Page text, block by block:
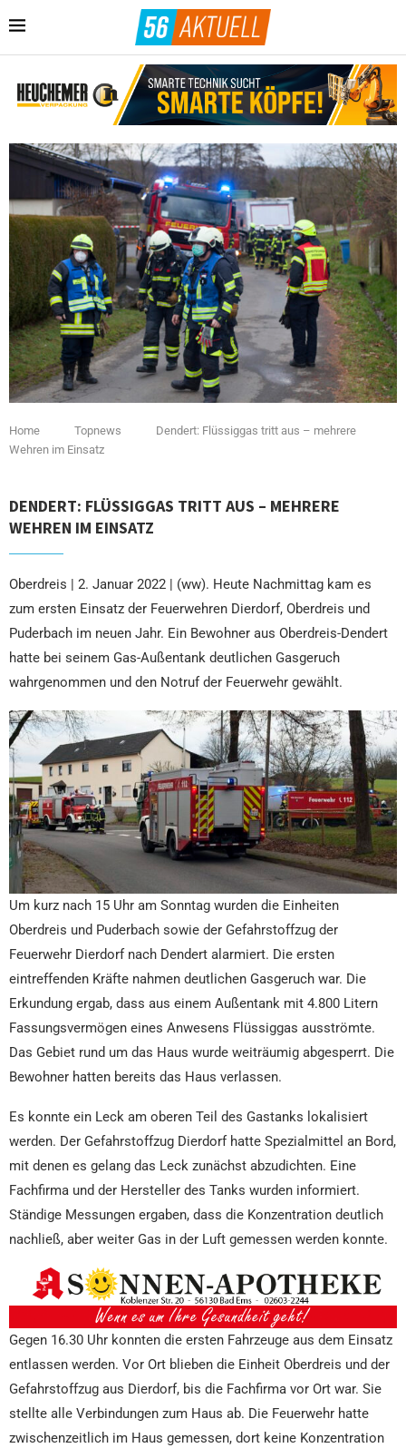
Home Topnews
Dendert: Flüssiggas tritt aus – mehrere
Wehren im Einsatz
DENDERT: FLÜSSIGGAS TRITT AUS – MEHRERE
WEHREN IM EINSATZ
Oberdreis | 2. Januar 2022 | (ww). Heute Nachmittag kam es
zum ersten Einsatz der Feuerwehren Dierdorf, Oberdreis und
Puderbach im neuen Jahr. Ein Bewohner aus Oberdreis-Dendert
hatte bei seinem Gas-Außentank deutlichen Gasgeruch
wahrgenommen und den Notruf der Feuerwehr gewählt.
Um kurz nach 15 Uhr am Sonntag wurden die Einheiten
Oberdreis und Puderbach sowie der Gefahrstoffzug der
Feuerwehr Dierdorf nach Dendert alarmiert. Die ersten
eintreffenden Kräfte nahmen deutlichen Gasgeruch war. Die
Erkundung ergab, dass aus einem Außentank mit 4.800 Litern
Fassungsvermögen eines Anwesens Flüssiggas ausströmte.
Das Gebiet rund um das Haus wurde weiträumig abgesperrt. Die
Bewohner hatten bereits das Haus verlassen.
Es konnte ein Leck am oberen Teil des Gastanks lokalisiert
werden. Der Gefahrstoffzug Dierdorf hatte Spezialmittel an Bord,
mit denen es gelang das Leck zunächst abzudichten. Eine
Fachfirma und der Hersteller des Tanks wurden informiert.
Ständige Messungen ergaben, dass die Konzentration deutlich
nachließ, aber weiter Gas in der Luft gemessen werden konnte.
Gegen 16.30 Uhr konnten die ersten Fahrzeuge aus dem Einsatz
entlassen werden. Vor Ort blieben die Einheit Oberdreis und der
Gefahrstoffzug aus Dierdorf, bis die Fachfirma vor Ort war. Sie
stellte alle Verbindungen zum Haus ab. Die Feuerwehr hatte
zwischenzeitlich im Haus gemessen, dort keine Konzentration